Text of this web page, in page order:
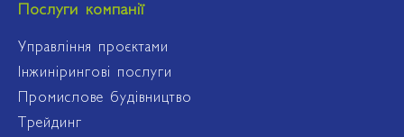
Послуги компанії
Управління проєктами
Інжинірингові послуги
Промислове будівництво
Трейдинг